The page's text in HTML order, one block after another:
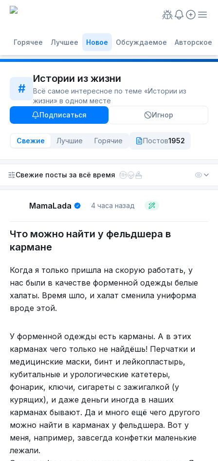
Горячее Лучшее Новое Обсуждаемое Авторское
#
Истории из жизни
Всё самое интересное по теме «Истории из
жизни» в одном месте
Подписаться
Игнор
Свежие Лучшие Горячие Постов1952
Свежие посты за всё время 18+
MamaLada 4 часа назад
Что можно найти у фельдшера в
кармане
Когда я только пришла на скорую работать, у
нас были в качестве форменной одежды белые
халаты. Время шло, и халат сменила униформа
вроде этой.
У форменной одежды есть карманы. А в этих
карманах чего только не найдёшь! Перчатки и
медицинские маски, бинт и лейкопластырь,
кубитальные и урологические катетеры,
фонарик, ключи, сигареты с зажигалкой (у
курящих), и даже деньги иногда в наших
карманах бывают. Да и много ещё чего другого
можно найти в карманах у фельдшера. Вот у
меня, например, завсегда конфетки маленькие
лежали.